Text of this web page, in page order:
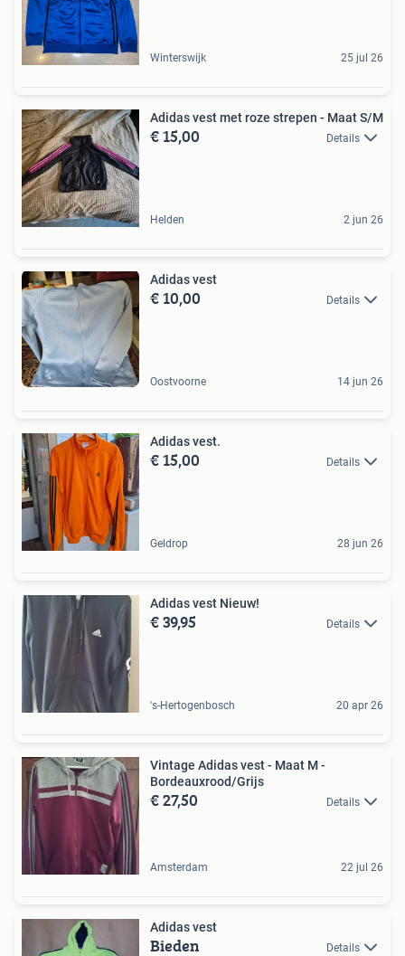
Winterswijk 25 jul 26
Adidas vest met roze strepen - Maat S/M
€ 15,00 Details
Helden 2 jun 26
Adidas vest
€ 10,00 Details
Oostvoorne 14 jun 26
Adidas vest.
€ 15,00 Details
Geldrop 28 jun 26
Adidas vest Nieuw!
€ 39,95 Details
's-Hertogenbosch 20 apr 26
Vintage Adidas vest - Maat M -
Bordeauxrood/Grijs
€ 27,50 Details
Amsterdam 22 jul 26
Adidas vest
Bieden Details